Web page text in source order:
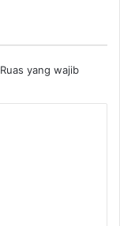
Ruas yang wajib